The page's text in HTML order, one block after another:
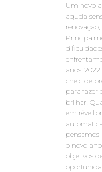
Um novo
aquela
anos,
cheio de
para fazer
brilhar!
em
pensamos
o novo
objetivos